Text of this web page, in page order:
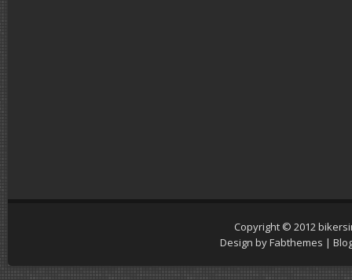
Copyright © 2012
Design byFabthemes |